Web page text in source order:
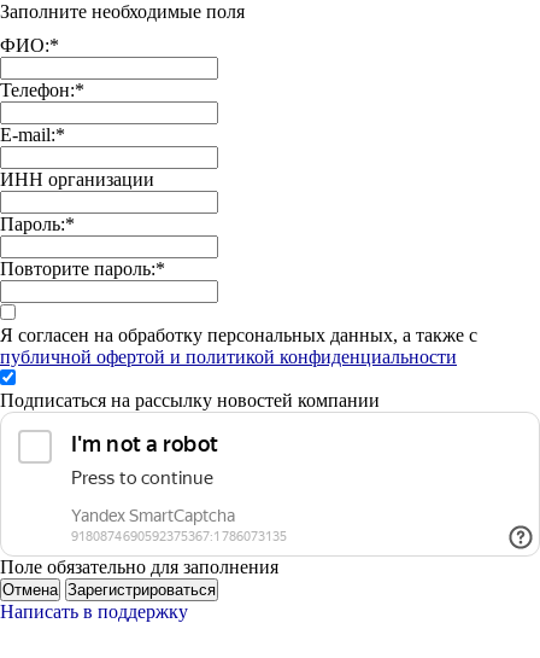
Заполните необходимые поля
ФИО:*
Телефон:*
E-mail:*
ИНН организации
Пароль:*
Повторите пароль:*
Я согласен на обработку персональных данных, а также с
публичной офертой и политикой конфиденциальности
Подписаться на рассылку новостей компании
Поле обязательно для заполнения
Отмена Зарегистрироваться
Написать в поддержку